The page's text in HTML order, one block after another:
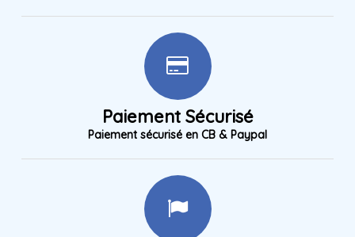
Paiement Sécurisé
Paiement sécurisé en CB & Paypal